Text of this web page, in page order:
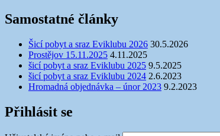
Samostatné články
Šicí pobyt a sraz Eviklubu 2026 30.5.2026
Prostějov 15.11.2025 4.11.2025
šicí pobyt a sraz Eviklubu 2025 9.5.2025
šicí pobyt a sraz Eviklubu 2024 2.6.2023
Hromadná objednávka – únor 2023 9.2.2023
Přihlásit se